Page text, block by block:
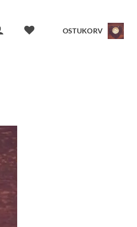
OSTUKORV